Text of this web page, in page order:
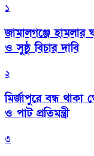
১
জামালগঞ্জে হামলার
ও সুষ্ঠু বিচার দাবি
২
মির্জাপুরে বন্ধ
ও পাট প্রতিমন্ত্রী
৩